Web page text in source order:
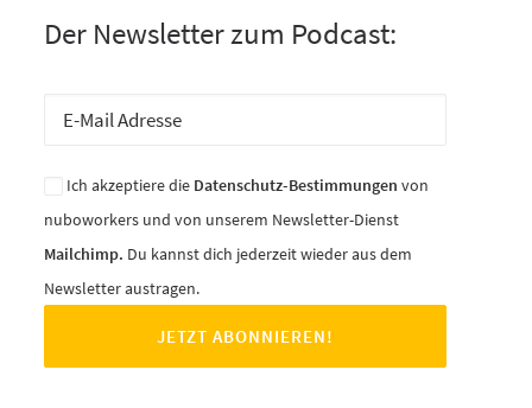
Der Newsletter zum Podcast:
Ich akzeptiere die Datenschutz-Bestimmungen von
nuboworkers und von unserem Newsletter-Dienst
Mailchimp. Du kannst dich jederzeit wieder aus dem
Newsletter austragen.